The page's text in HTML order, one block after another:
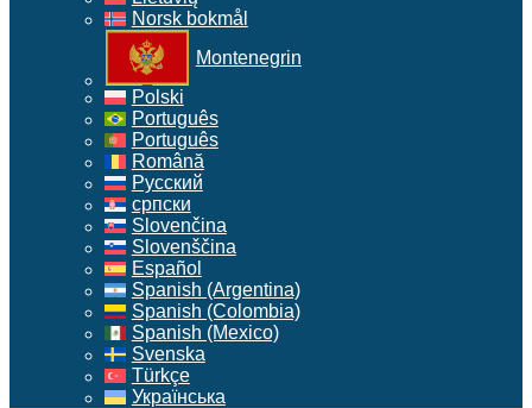
Norsk bokmål
Montenegrin
Polski
Português
Português
Română
Русский
српски
Slovenčina
Slovenščina
Español
Spanish (Argentina)
Spanish (Colombia)
Spanish (Mexico)
Svenska
Türkçe
Українська